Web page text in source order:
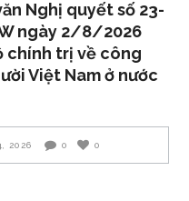
Nghị quyết số 23-
ngày 2/8/2026
chính trị về công
Việt Nam ở nước
2026 0 0